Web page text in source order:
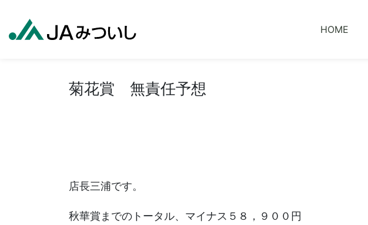
HOME
菊花賞 無責任予想
店長三浦です。
秋華賞までのトータル、マイナス５８，９００円